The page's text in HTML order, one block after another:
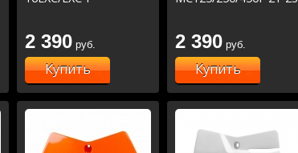
15-16/TE/FE 16
2 390 руб.
Купить
2 390 руб.
Купить